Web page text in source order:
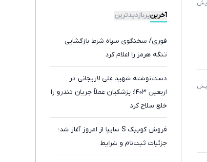
آخرینپربازدیدترین
فوری/ سخنگوی سپاه شرط بازگشایی
تنگه هرمز را اعلام کرد
دست‌نوشته شهید علی لاریجانی در
اربعین ۱۴۰۳: پزشکیان عملاً جریان تندرو را
خلع سلاح کرد
فروش کوییک S سایپا از امروز آغاز شد؛
جزئیات ثبت‌نام و شرایط